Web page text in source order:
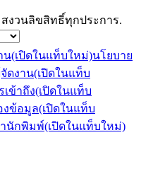
สงวนลิขสิทธิ์ทุกประการ.
น(เปิดในแท็บใหม่)นโยบาย
ดงาน(เปิดในแท็บ
เข้าถึง(เปิดในแท็บ
งข้อมูล(เปิดในแท็บ
นักพิมพ์(เปิดในแท็บใหม่)